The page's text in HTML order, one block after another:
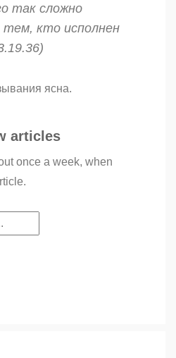
так сложно
кто исполнен
ясна.
articles
once a week, when